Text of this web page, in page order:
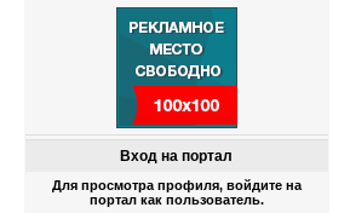
Вход на портал
Для просмотра профиля, войдите на
портал как пользователь.